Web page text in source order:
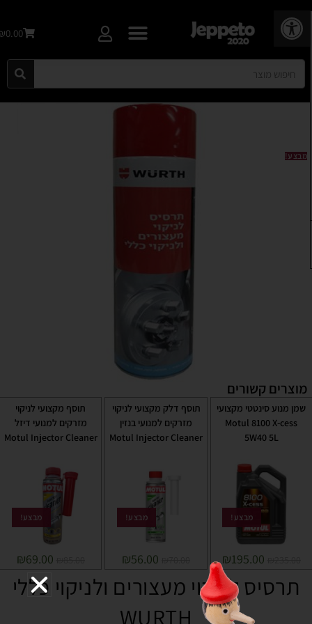
פתח סרגל נגישות
₪0.00
מבצע!
מוצרים קשורים
שמן מנוע סינטטי מקצועי
Motul 8100 X-cess
5W40 5L
מבצע!
₪195.00
תוסף דלק מקצועי לניקוי
מזרקים למנועי בנזין
Motul Injector Cleaner
מבצע!
₪56.00
תוסף מקצועי לניקוי
מזרקים למנועי דיזל
Motul Injector Cleaner
מבצע!
₪69.00
תרסיס לניקוי מעצורים ולניקוי כללי
WURTH